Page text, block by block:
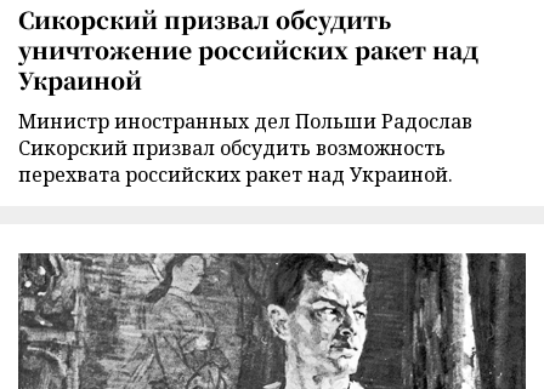
Сикорский призвал обсудить
уничтожение российских ракет над
Украиной
Министр иностранных дел Польши Радослав
Сикорский призвал обсудить возможность
перехвата российских ракет над Украиной.